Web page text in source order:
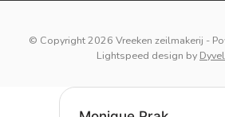
© Copyright 2026 Vreeken zeilmakerij -
Lightspeed design by